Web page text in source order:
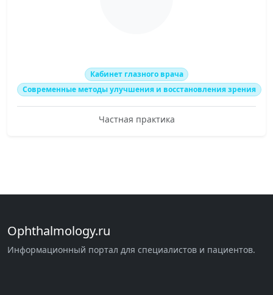
Кабинет глазного врача
Современные методы улучшения и восстановления зрения
Частная практика
Ophthalmology.ru
Информационный портал для специалистов и пациентов.